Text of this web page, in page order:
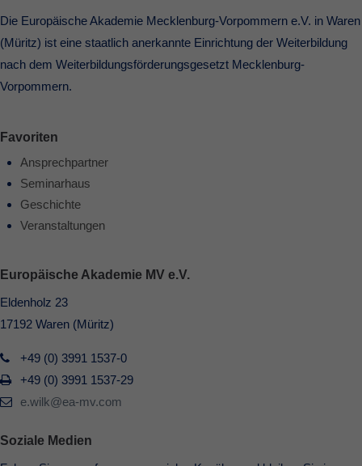
Die Europäische Akademie Mecklenburg-Vorpommern e.V. in Waren
(Müritz) ist eine staatlich anerkannte Einrichtung der Weiterbildung
nach dem Weiterbildungsförderungsgesetzt Mecklenburg-
Vorpommern.
Favoriten
Ansprechpartner
Seminarhaus
Geschichte
Veranstaltungen
Europäische Akademie MV e.V.
Eldenholz 23
17192 Waren (Müritz)
+49 (0) 3991 1537-0
+49 (0) 3991 1537-29
e.wilk@ea-mv.com
Soziale Medien